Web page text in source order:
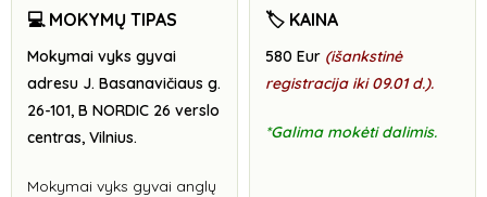
💻 MOKYMŲ TIPAS
Mokymai vyks gyvai
adresu J. Basanavičiaus g.
26-101, B NORDIC 26 verslo
centras, Vilnius.
Mokymai vyks gyvai anglų
🏷️ KAINA
580 Eur (išankstinė
registracija iki 09.01 d.).
*Galima mokėti dalimis.